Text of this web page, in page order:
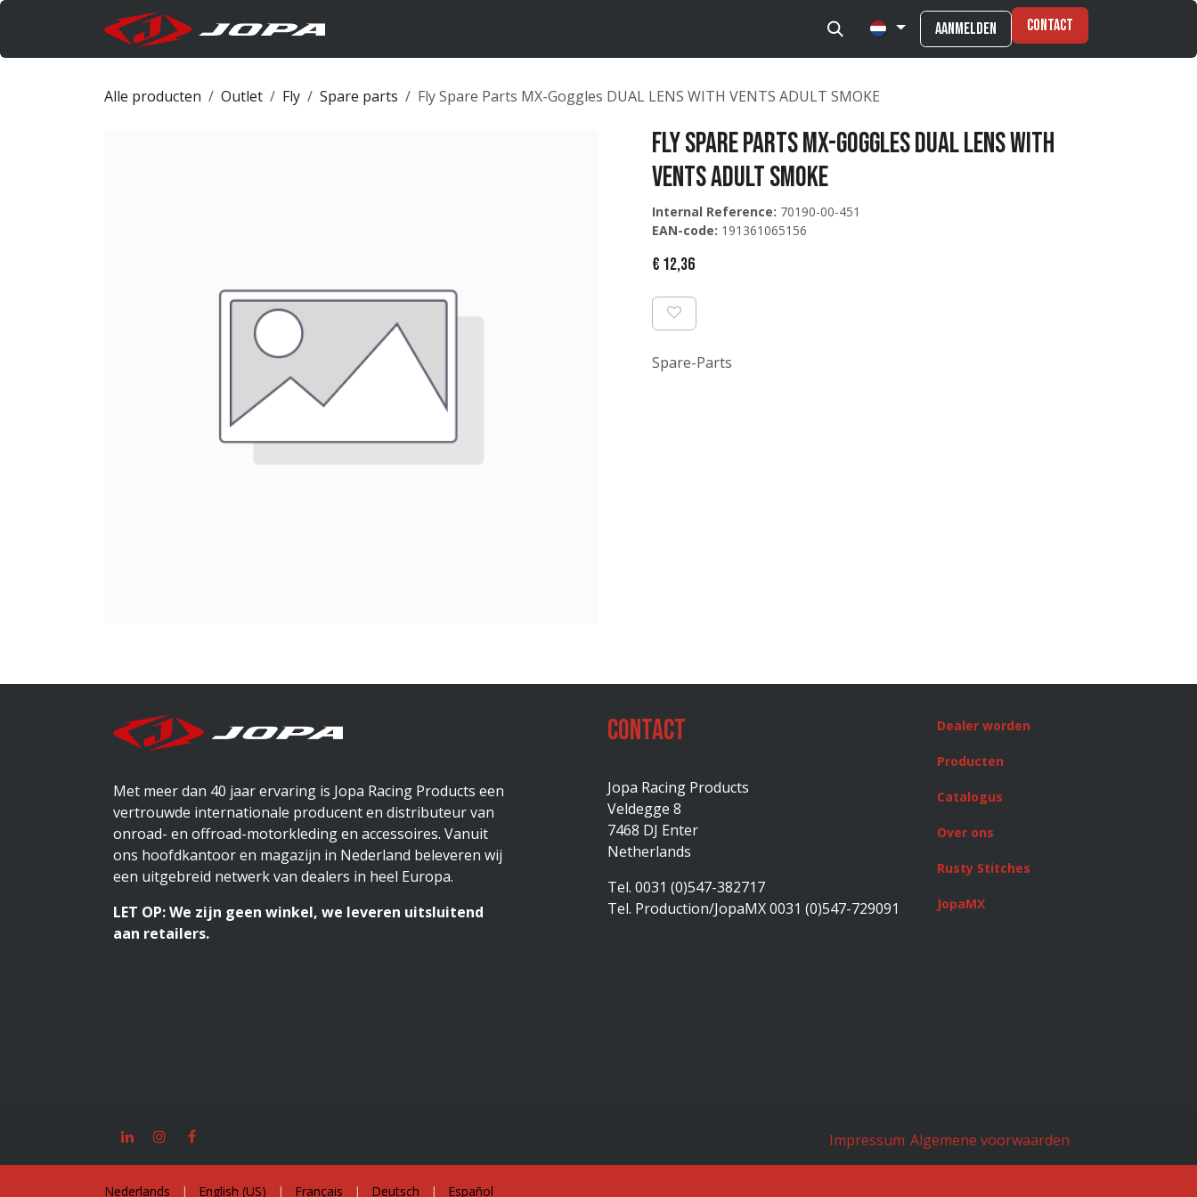
Overslaan naar inhoud
Aanmelden Contact
Alle producten Outlet Fly Spare parts Fly Spare Parts MX-Goggles DUAL LENS WITH VENTS ADULT SMOKE
Fly Spare Parts MX-Goggles DUAL LENS WITH
VENTS ADULT SMOKE
Internal Reference: 70190-00-451
EAN-code: 191361065156
€ 12,36
Spare-Parts
Met meer dan 40 jaar ervaring is Jopa Racing Products een
vertrouwde internationale producent en distributeur van
onroad- en offroad-motorkleding en accessoires. Vanuit
ons hoofdkantoor en magazijn in Nederland beleveren wij
een uitgebreid netwerk van dealers in heel Europa.
LET OP: We zijn geen winkel, we leveren uitsluitend
aan retailers.
Contact
Jopa Racing Products
Veldegge 8
7468 DJ Enter
Netherlands
Tel. 0031 (0)547-382717
Tel. Production/JopaMX 0031 (0)547-729091
Dealer worden
Producten
Catalogus
Over ons
Rusty Stitches
JopaMX
Algemene voorwaarden
Impressum
Nederlands | English (US) | Français | Deutsch | Español